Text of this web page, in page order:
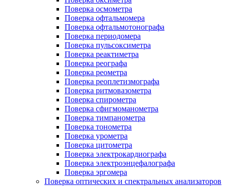
Поверка осмометра
Поверка офтальмомера
Поверка офтальмотонографа
Поверка периодомера
Поверка пульсоксиметра
Поверка реактиметра
Поверка реографа
Поверка реометра
Поверка реоплетизмографа
Поверка ритмовазометра
Поверка спирометра
Поверка сфигмоманометра
Поверка тимпанометра
Поверка тонометра
Поверка урометра
Поверка цитометра
Поверка электрокардиографа
Поверка электроэнцефалографа
Поверка эргомера
Поверка оптических и спектральных анализаторов